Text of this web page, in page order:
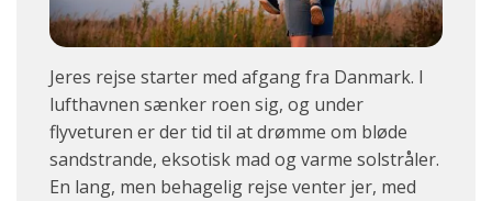
Jeres rejse starter med afgang fra Danmark. I
lufthavnen sænker roen sig, og under
flyveturen er der tid til at drømme om bløde
sandstrande, eksotisk mad og varme solstråler.
En lang, men behagelig rejse venter jer, med